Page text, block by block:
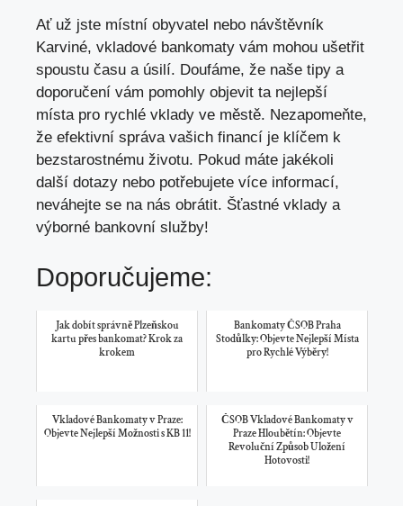
Ať už jste místní obyvatel nebo návštěvník
Karviné, vkladové bankomaty vám mohou ušetřit
spoustu času a úsilí. Doufáme, že naše tipy a
doporučení vám pomohly objevit ta nejlepší
místa pro rychlé vklady ve městě. Nezapomeňte,
že efektivní správa vašich financí je klíčem k
bezstarostnému životu. Pokud máte jakékoli
další dotazy nebo potřebujete více informací,
neváhejte se na nás obrátit. Šťastné vklady a
výborné bankovní služby!
Doporučujeme:
Jak dobít správně Plzeňskou
kartu přes bankomat? Krok za
krokem
Bankomaty ČSOB Praha
Stodůlky: Objevte Nejlepší Místa
pro Rychlé Výběry!
Vkladové Bankomaty v Praze:
Objevte Nejlepší Možnosti s KB 11!
ČSOB Vkladové Bankomaty v
Praze Hloubětín: Objevte
Revoluční Způsob Uložení
Hotovosti!